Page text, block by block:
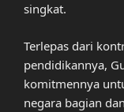
singkat.
Terlepas dari
pendidikannya,
komitmennya
negara bagian